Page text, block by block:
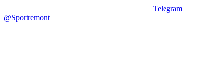
Telegram
@Sportremont